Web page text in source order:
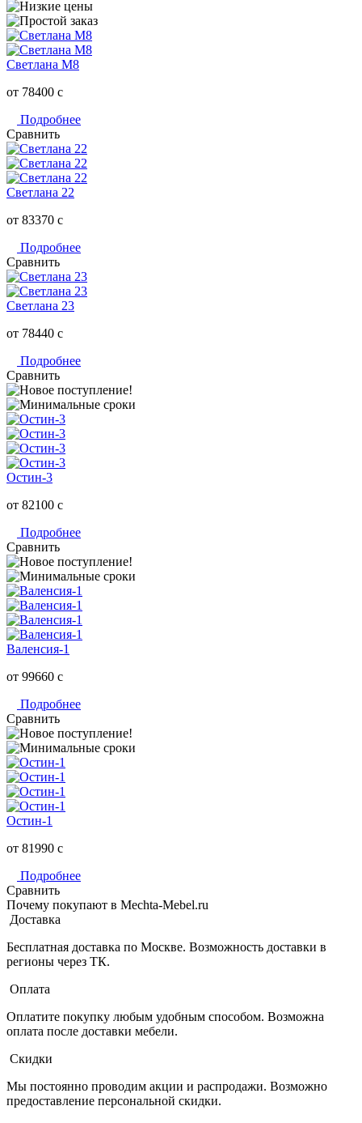
Светлана M8
от 78400 c
Подробнее
Сравнить
Светлана 22
от 83370 c
Подробнее
Сравнить
Светлана 23
от 78440 c
Подробнее
Сравнить
Остин-3
от 82100 c
Подробнее
Сравнить
Валенсия-1
от 99660 c
Подробнее
Сравнить
Остин-1
от 81990 c
Подробнее
Сравнить
Почему покупают в Mechta-Mebel.ru
Доставка
Бесплатная доставка по Москве. Возможность доставки в
регионы через ТК.
Оплата
Оплатите покупку любым удобным способом. Возможна
оплата после доставки мебели.
Скидки
Мы постоянно проводим акции и распродажи. Возможно
предоставление персональной скидки.